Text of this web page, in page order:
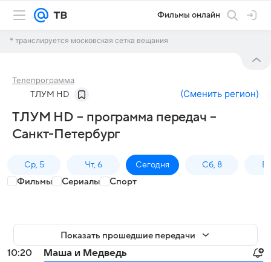
Фильмы онлайн
* транслируется московская сетка вещания
Телепрограмма
ТЛУМ HD (Сменить регион)
ТЛУМ HD – программа передач –
Санкт-Петербург
Ср, 5 Чт, 6 Сегодня Сб, 8
Фильмы Сериалы Спорт
Показать прошедшие передачи
10:20
Маша и Медведь